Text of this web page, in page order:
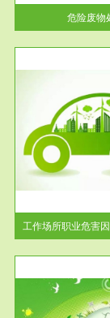
危险废物
理
服务
工作场所职业
【现状评价意义
-通过质谱分析
工作
服务